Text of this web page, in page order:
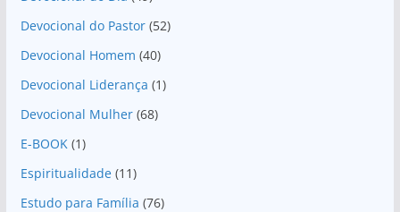
Devocional do Pastor(52)
Devocional Homem (40)
Devocional Liderança (1)
Devocional Mulher(68)
E-BOOK(1)
Espiritualidade(11)
Estudo para Família (76)